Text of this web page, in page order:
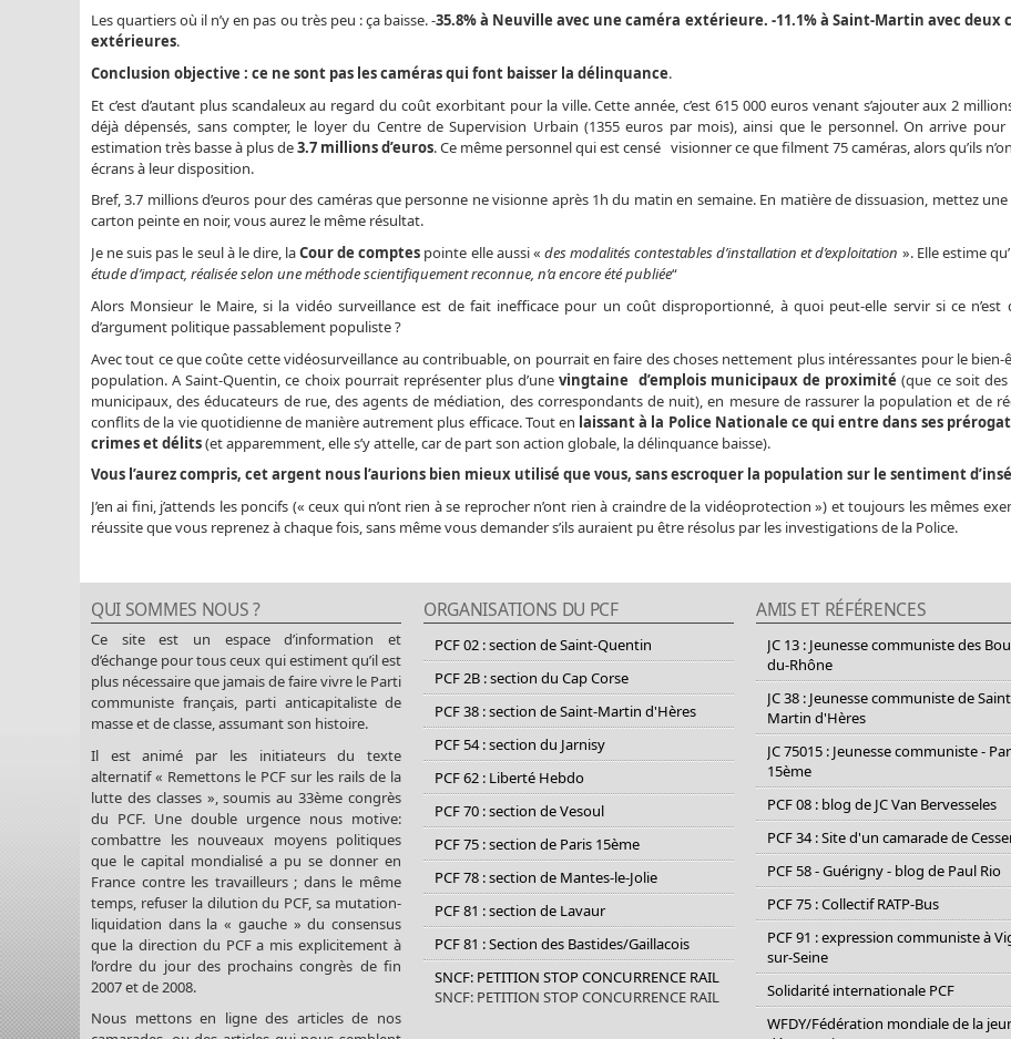
Les quartiers où il n’y en pas ou très peu : ça baisse. -35.8% à Neuville avec une caméra extérieure. -11.1% à Saint-Martin avec deux
extérieures.
Conclusion objective : ce ne sont pas les caméras qui font baisser la délinquance.
Et c’est d’autant plus scandaleux au regard du coût exorbitant pour la ville. Cette année, c’est 615 000 euros venant s’ajouter aux 2
déjà dépensés, sans compter, le loyer du Centre de Supervision Urbain (1355 euros par mois), ainsi que le personnel. On arrive pour
estimation très basse à plus de3.7 millions d’euros. Ce même personnel qui est censé visionner ce que filment 75 caméras, alors qu’ils
écrans à leur disposition.
Bref, 3.7 millions d’euros pour des caméras que personne ne visionne après 1h du matin en semaine. En matière de dissuasion, mettez
carton peinte en noir, vous aurez le même résultat.
Je ne suis pas le seul à le dire, laCour de comptes pointe elle aussi « des modalités contestables d’installation et d’exploitation ». Elle estime qu’
étude d’impact, réalisée selon une méthode scientifiquement reconnue, n’a encore été publiée“
Alors Monsieur le Maire, si la vidéo surveillance est de fait inefficace pour un coût disproportionné, à quoi peut-elle servir si ce n’est
d’argument politique passablement populiste ?
Avec tout ce que coûte cette vidéosurveillance au contribuable, on pourrait en faire des choses nettement plus intéressantes pour le bien-
population. A Saint-Quentin, ce choix pourrait représenter plus d’unevingtaine d’emplois municipaux de proximité (que ce soit
municipaux, des éducateurs de rue, des agents de médiation, des correspondants de nuit), en mesure de rassurer la population et de
conflits de la vie quotidienne de manière autrement plus efficace. Tout en laissant à la Police Nationale ce qui entre dans ses
crimes et délits(et apparemment, elle s’y attelle, car de part son action globale, la délinquance baisse).
Vous l’aurez compris, cet argent nous l’aurions bien mieux utilisé que vous, sans escroquer la population sur le sentiment
J’en ai fini, j’attends les poncifs (« ceux qui n’ont rien à se reprocher n’ont rien à craindre de la vidéoprotection ») et toujours les mêmes
réussite que vous reprenez à chaque fois, sans même vous demander s’ils auraient pu être résolus par les investigations de la Police.
QUI SOMMES NOUS ?
Ce site est un espace d’information et
d’échange pour tous ceux qui estiment qu’il est
plus nécessaire que jamais de faire vivre le Parti
communiste français, parti anticapitaliste de
masse et de classe, assumant son histoire.
Il est animé par les initiateurs du texte
alternatif « Remettons le PCF sur les rails de la
lutte des classes », soumis au 33ème congrès
du PCF. Une double urgence nous motive:
combattre les nouveaux moyens politiques
que le capital mondialisé a pu se donner en
France contre les travailleurs ; dans le même
temps, refuser la dilution du PCF, sa mutation-
liquidation dans la « gauche » du consensus
que la direction du PCF a mis explicitement à
l’ordre du jour des prochains congrès de fin
2007 et de 2008.
Nous mettons en ligne des articles de nos
ORGANISATIONS DU PCF
PCF 02 : section de Saint-Quentin
PCF 2B : section du Cap Corse
PCF 38 : section de Saint-Martin d'Hères
PCF 54 : section du Jarnisy
PCF 62 : Liberté Hebdo
PCF 70 : section de Vesoul
PCF 75 : section de Paris 15ème
PCF 78 : section de Mantes-le-Jolie
PCF 81 : section de Lavaur
PCF 81 : Section des Bastides/Gaillacois
SNCF: PETITION STOP CONCURRENCE RAIL
SNCF: PETITION STOP CONCURRENCE RAIL
AMIS ET RÉFÉRENCES
JC 13 : Jeunesse communiste des
du-Rhône
JC 38 : Jeunesse communiste de
Martin d'Hères
JC 75015 : Jeunesse communiste -
15ème
PCF 08 : blog de JC Van Bervesseles
PCF 34 : Site d'un camarade de
PCF 58 - Guérigny - blog de Paul Rio
PCF 75 : Collectif RATP-Bus
PCF 91 : expression communiste à
sur-Seine
Solidarité internationale PCF
WFDY/Fédération mondiale de la